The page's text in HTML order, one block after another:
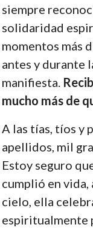
siempre
solidaridad
momentos más
antes y durante
manifiesta.
mucho más de
A las tías, tíos y
apellidos, mil
Estoy seguro
cumplió en vida,
cielo, ella
espiritualmente